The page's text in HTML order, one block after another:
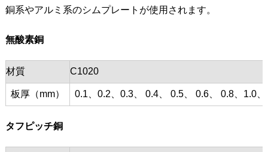
銅系やアルミ系のシムプレートが使用されます。
無酸素銅
材質 C1020
板厚（mm） 0.1、0.2、0.3、 0.4、 0.5、 0.6、 0.8、1.0
タフピッチ銅